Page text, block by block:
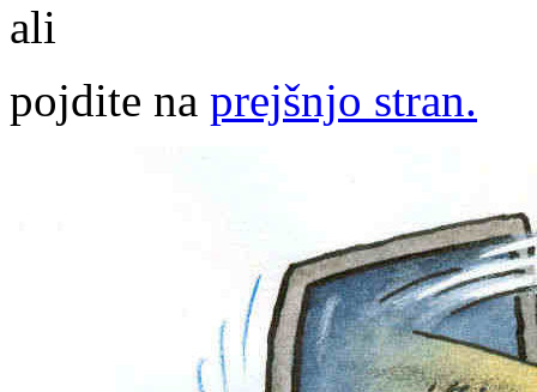
ali
pojdite na prejšnjo stran.